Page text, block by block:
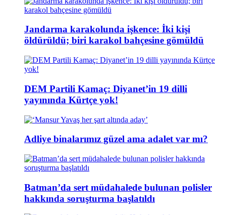
Jandarma karakolunda işkence: İki kişi
öldürüldü; biri karakol bahçesine gömüldü
DEM Partili Kamaç: Diyanet’in 19 dilli
yayınında Kürtçe yok!
Adliye binalarımız güzel ama adalet var mı?
Batman’da sert müdahalede bulunan polisler
hakkında soruşturma başlatıldı